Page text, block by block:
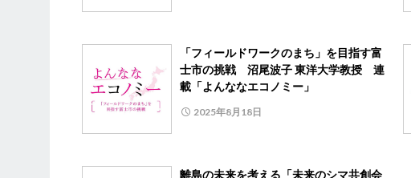
「フィールドワークのまち」を目指す富
士市の挑戦 沼尾波子 東洋大学教授 連
載「よんななエコノミー」
2025年8月18日
離島の未来を考える「未来のシマ共創会